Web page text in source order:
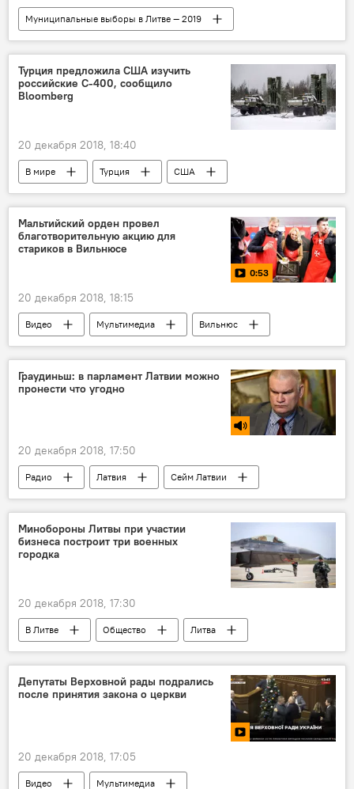
Муниципальные выборы в Литве — 2019
В Литве
Вильнюс
ЛГБТ
Турция предложила США изучить
российские С-400, сообщило
Bloomberg
20 декабря 2018, 18:40
В мире Турция
США
Россия
ЗРС С-400 "Триумф"
Мальтийский орден провел
благотворительную акцию для
стариков в Вильнюсе
0:53
20 декабря 2018, 18:15
Видео Мультимедиа
Вильнюс
благотворительность
Мальта
Граудиньш: в парламент Латвии можно
пронести что угодно
20 декабря 2018, 17:50
Радио Латвия Сейм Латвии
Минобороны Литвы при участии
бизнеса построит три военных
городка
20 декабря 2018, 17:30
В Литве Общество
Литва
Минобороны Литвы
Депутаты Верховной рады подрались
после принятия закона о церкви
20 декабря 2018, 17:05
Видео Мультимедиа